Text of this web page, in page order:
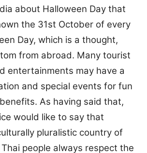
about Halloween Day that
the 31st October of every
Day, which is a thought,
from abroad. Many tourist
entertainments may have a
and special events for fun
As having said that,
would like to say that
pluralistic country of
people always respect the